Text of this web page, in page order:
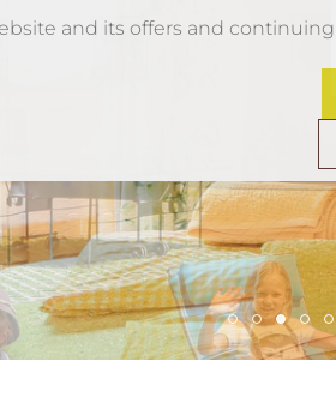
and its offers and